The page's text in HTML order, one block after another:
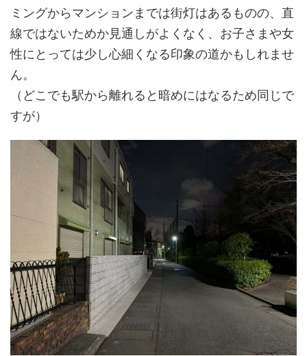
ミングからマンションまでは街灯はあるものの、直
線ではないためか見通しがよくなく、お子さまや女
性にとっては少し心細くなる印象の道かもしれませ
ん。
（どこでも駅から離れると暗めにはなるため同じで
すが）